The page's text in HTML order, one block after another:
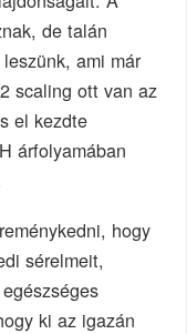
de talán
ami már
scaling ott van az
el kezdte
árfolyamában
hogy
sérelmeit,
ki az igazán